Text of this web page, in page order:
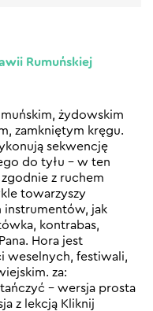
Rumuńskiej
żydowskim
zamkniętym kręgu.
sekwencję
do tyłu – w ten
z ruchem
towarzyszy
instrumentów, jak
kontrabas,
Hora jest
weselnych, festiwali,
za:
– wersja prosta
z lekcją Kliknij